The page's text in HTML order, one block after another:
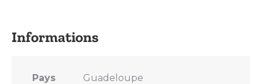
Pays
Guadeloupe